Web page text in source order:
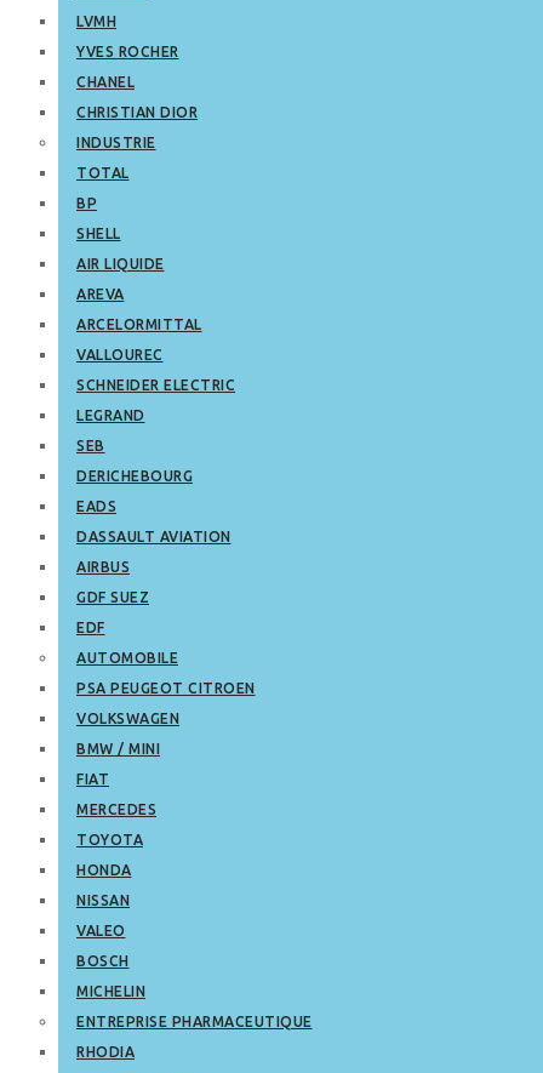
LVMH
YVES ROCHER
CHANEL
CHRISTIAN DIOR
INDUSTRIE
TOTAL
BP
SHELL
AIR LIQUIDE
AREVA
ARCELORMITTAL
VALLOUREC
SCHNEIDER ELECTRIC
LEGRAND
SEB
DERICHEBOURG
EADS
DASSAULT AVIATION
AIRBUS
GDF SUEZ
EDF
AUTOMOBILE
PSA PEUGEOT CITROEN
VOLKSWAGEN
BMW / MINI
FIAT
MERCEDES
TOYOTA
HONDA
NISSAN
VALEO
BOSCH
MICHELIN
ENTREPRISE PHARMACEUTIQUE
RHODIA